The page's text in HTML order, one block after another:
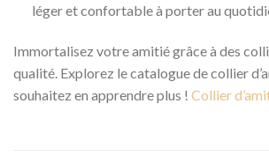
léger et confortable à porter au
Immortalisez votre amitié grâce à des
qualité. Explorez le catalogue de collier
souhaitez en apprendre plus ! Collier